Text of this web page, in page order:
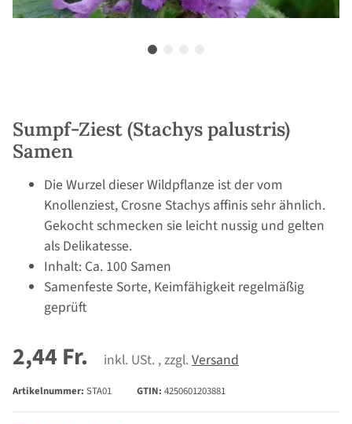
Sumpf-Ziest (Stachys palustris)
Samen
Die Wurzel dieser Wildpflanze ist der vom
Knollenziest, Crosne Stachys affinis sehr ähnlich.
Gekocht schmecken sie leicht nussig und gelten
als Delikatesse.
Inhalt: Ca. 100 Samen
Samenfeste Sorte, Keimfähigkeit regelmäßig
geprüft
2,44 Fr. inkl. USt. , zzgl. Versand
Artikelnummer: STA01 GTIN: 4250601203881